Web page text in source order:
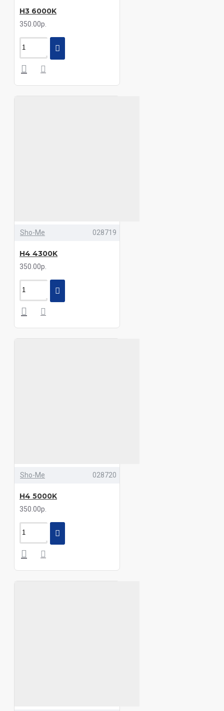
H3 6000K
350.00р.
Sho-Me 028719
H4 4300K
350.00р.
Sho-Me 028720
H4 5000K
350.00р.